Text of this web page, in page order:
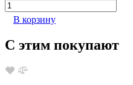
В корзину
С этим покупают